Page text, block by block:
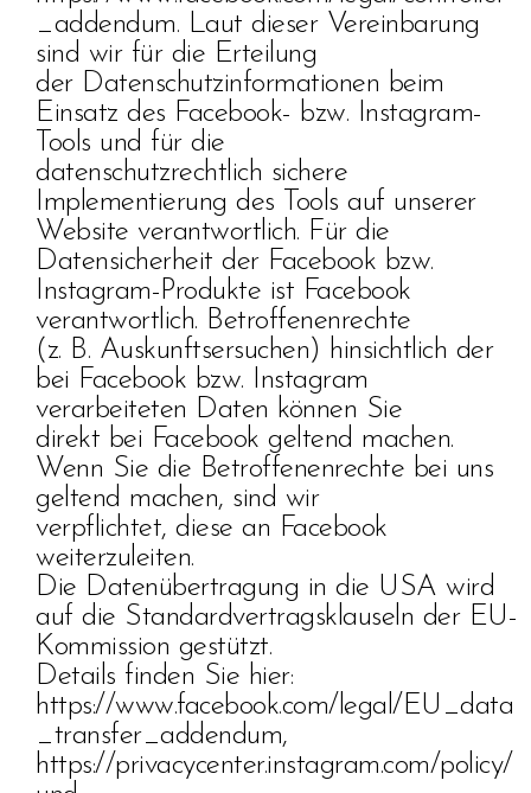
_addendum. Laut dieser Vereinbarung
sind wir für die Erteilung
der Datenschutzinformationen beim
Einsatz des Facebook- bzw. Instagram-
Tools und für die
datenschutzrechtlich sichere
Implementierung des Tools auf unserer
Website verantwortlich. Für die
Datensicherheit der Facebook bzw.
Instagram-Produkte ist Facebook
verantwortlich. Betroffenenrechte
(z. B. Auskunftsersuchen) hinsichtlich der
bei Facebook bzw. Instagram
verarbeiteten Daten können Sie
direkt bei Facebook geltend machen.
Wenn Sie die Betroffenenrechte bei uns
geltend machen, sind wir
verpflichtet, diese an Facebook
weiterzuleiten.
Die Datenübertragung in die USA wird
auf die Standardvertragsklauseln der EU-
Kommission gestützt.
Details finden Sie hier:
https://www.facebook.com/legal/EU_data
_transfer_addendum,
https://privacycenter.instagram.com/policy/